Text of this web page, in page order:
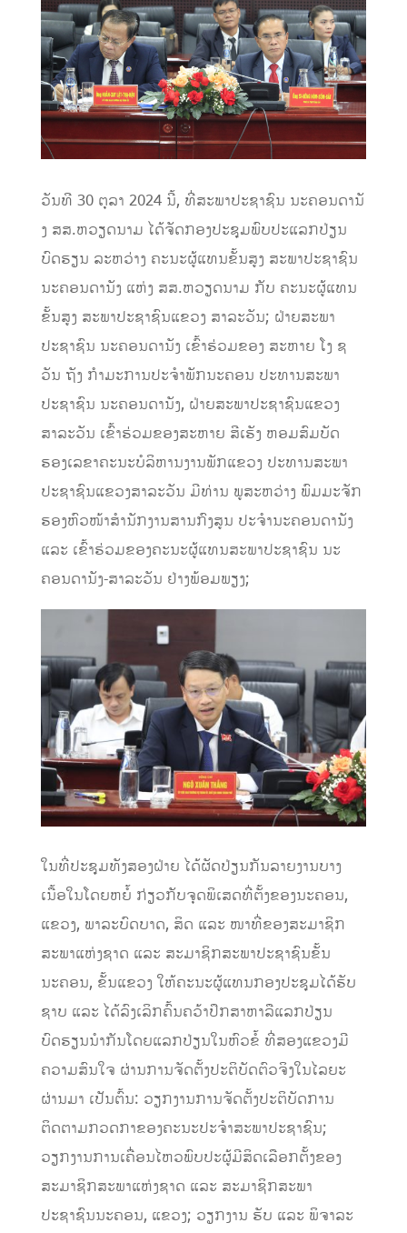
ວັນທີ 30 ຕຸລາ 2024 ນີ້, ທີ່ສະພາປະຊາຊົນ ນະຄອນດານັ
ງ ສສ.ຫວຽດນາມ ໄດ້ຈັດກອງປະຊຸມພົບປະແລກປ່ຽນ
ບົດຮຽນ ລະຫວ່າງ ຄະນະຜູ້ແທນຂັ້ນສູງ ສະພາປະຊາຊົນ
ນະຄອນດານັງ ແຫ່ງ ສສ.ຫວຽດນາມ ກັບ ຄະນະຜູ້ແທນ
ຂັ້ນສູງ ສະພາປະຊາຊົນແຂວງ ສາລະວັນ; ຝ່າຍສະພາ
ປະຊາຊົນ ນະຄອນດານັງ ເຂົ້າຮ່ວມຂອງ ສະຫາຍ ໂງ ຊ
ວັນ ຖັງ ກໍາມະການປະຈໍາພັກນະຄອນ ປະທານສະພາ
ປະຊາຊົນ ນະຄອນດານັງ, ຝ່າຍສະພາປະຊາຊົນແຂວງ
ສາລະວັນ ເຂົ້າຮ່ວມຂອງສະຫາຍ ສີເຮັງ ຫອມສົມບັດ
ຮອງເລຂາຄະນະບໍລິຫານງານພັກແຂວງ ປະທານສະພາ
ປະຊາຊົນແຂວງສາລະວັນ ມີທ່ານ ພູສະຫວ່າງ ພົມມະຈັກ
ຮອງຫົວໜ້າສໍານັກງານສານກົງສູນ ປະຈໍານະຄອນດານັງ
ແລະ ເຂົ້າຮ່ວມຂອງຄະນະຜູ້ແທນສະພາປະຊາຊົນ ນະ
ຄອນດານັງ-ສາລະວັນ ຢ່າງພ້ອມພຽງ;
ໃນທີ່ປະຊຸມທັງສອງຝ່າຍ ໄດ້ຜັດປ່ຽນກັນລາຍງານບາງ
ເນື້ອໃນໂດຍຫຍໍ້ ກ່ຽວກັບຈຸດພິເສດທີ່ຕັ້ງຂອງນະຄອນ,
ແຂວງ, ພາລະບົດບາດ, ສິດ ແລະ ໜາທີ່ຂອງສະມາຊິກ
ສະພາແຫ່ງຊາດ ແລະ ສະມາຊິກສະພາປະຊາຊົນຂັ້ນ
ນະຄອນ, ຂັ້ນແຂວງ ໃຫ້ຄະນະຜູ້ແທນກອງປະຊຸມໄດ້ຮັບ
ຊາບ ແລະ ໄດ້ລົງເລິກຄົ້ນຄວ້າປຶກສາຫາລືແລກປ່ຽນ
ບົດຮຽນນຳກັນໂດຍແລກປ່ຽນໃນຫົວຂໍ້ ທີ່ສອງແຂວງມີ
ຄວາມສົນໃຈ ຜ່ານການຈັດຕັ້ງປະຕິບັດຕົວຈິງໃນໄລຍະ
ຜ່ານມາ ເປັນຕົ້ນ: ວຽກງານການຈັດຕັ້ງປະຕິບັດການ
ຕິດຕາມກວດກາຂອງຄະນະປະຈໍາສະພາປະຊາຊົນ;
ວຽກງານການເຄື່ອນໄຫວພົບປະຜູ້ມີສິດເລືອກຕັ້ງຂອງ
ສະມາຊິກສະພາແຫ່ງຊາດ ແລະ ສະມາຊິກສະພາ
ປະຊາຊົນນະຄອນ, ແຂວງ; ວຽກງານ ຮັບ ແລະ ພິຈາລະ